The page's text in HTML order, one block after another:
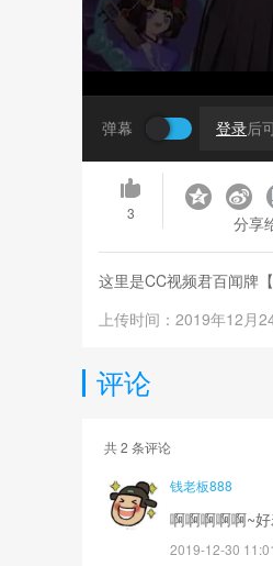
弹幕 登录后
3 分享
这里是CC视频君百闻牌
上传时间：2019年12月
评论
共2 条评论
钱老板888
啊啊啊啊啊~
2019-12-30